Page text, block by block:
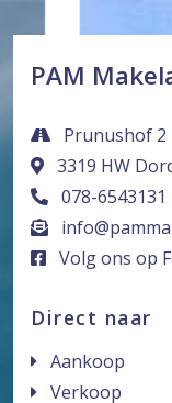
PAM
Prunushof 2
3319 HW
078-6543131
Volg ons op
Direct naar
Aankoop
Verkoop